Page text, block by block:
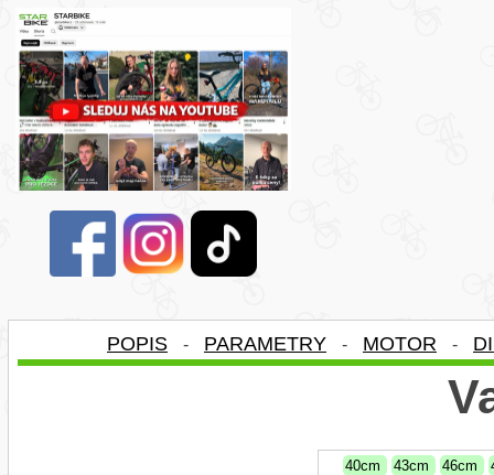
POPIS - PARAMETRY - MOTOR -
40cm 43cm 46cm